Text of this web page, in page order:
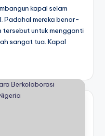
kapal selam
mereka benar-
tersebut untuk mengganti
sangat tua. Kapal